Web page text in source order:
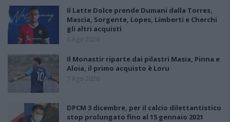
Il Latte Dolce prende Dumani dalla Torres,
Mascia, Sorgente, Lopes, Limberti e Cherchi
gli altri acquisti
8 Ago 2026
Il Monastir riparte dai pilastri Masia, Pinna e
Aloia, il primo acquisto è Loru
7 Ago 2026
DPCM 3 dicembre, per il calcio dilettantistico
stop prolungato fino al 15 gennaio 2021